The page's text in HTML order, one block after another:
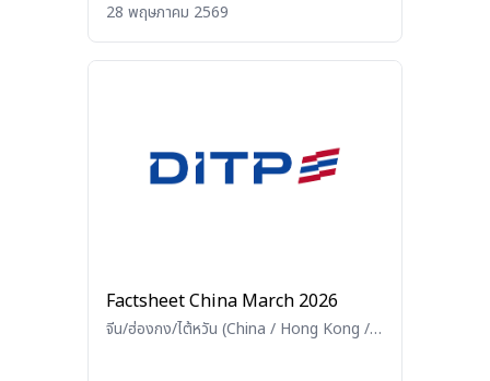
28 พฤษภาคม 2569
Factsheet China March 2026
จีน/ฮ่องกง/ไต้หวัน (China / Hong Kong /